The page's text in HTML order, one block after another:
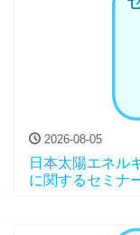
2026-08-05
日本太陽エネル
に関するセミナ